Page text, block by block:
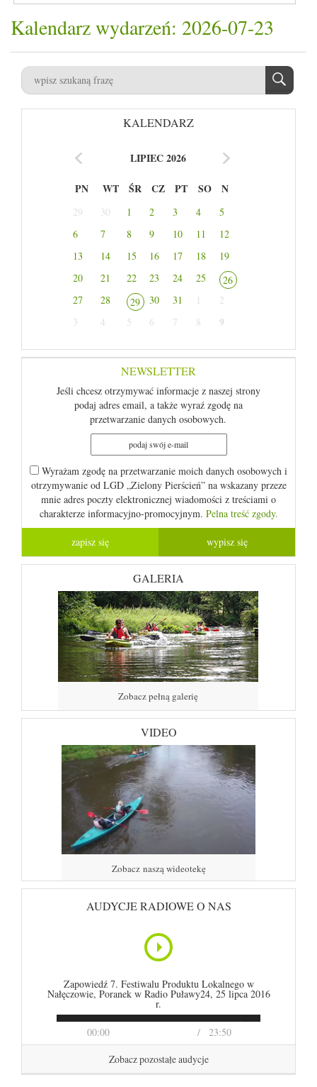
Kalendarz wydarzeń: 2026-07-23
KALENDARZ
LIPIEC 2026
PN WT ŚR CZ PT SO N
29 30 1 2 3 4
5
6
7 8 9 10 11
12
13
14 15 16 17 18
19
20
21 22 23 24 25
26
27
28 29 30 31 1
2
3
4 5 6 7 8 9
NEWSLETTER
Jeśli chcesz otrzymywać informacje z naszej strony
podaj adres email, a także wyraź zgodę na
przetwarzanie danych osobowych.
Wyrażam zgodę na przetwarzanie moich danych osobowych i
otrzymywanie od LGD „Zielony Pierścień” na wskazany przeze
mnie adres poczty elektronicznej wiadomości z treściami o
charakterze informacyjno-promocyjnym. Pelna treść zgody.
GALERIA
Zobacz pełną galerię
VIDEO
Zobacz naszą wideotekę
AUDYCJE RADIOWE O NAS
00:00 23:50
Zapowiedź 7. Festiwalu Produktu Lokalnego w
Nałęczowie, Poranek w Radio Puławy24, 25 lipca 2016
r.
Zobacz pozostałe audycje